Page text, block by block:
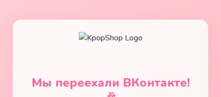
Мы переехали ВКонтакте!